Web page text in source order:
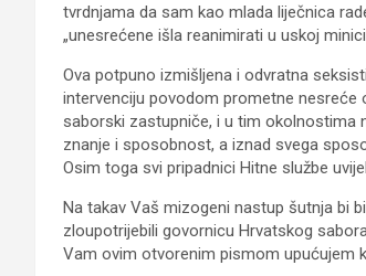
tvrdnjama da sam kao mlada liječnica
„unesrećene išla reanimirati u uskoj
Ova potpuno izmišljena i odvratna
intervenciju povodom prometne nesreće
saborski zastupniče, i u tim okolnostima
znanje i sposobnost, a iznad svega
Osim toga svi pripadnici Hitne službe
Na takav Vaš mizogeni nastup šutnja bi
zloupotrijebili govornicu Hrvatskog
Vam ovim otvorenim pismom upućujem